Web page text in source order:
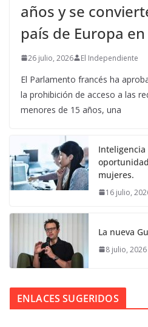
años y se
país de Europa
26 julio, 2026 El Independiente
El Parlamento francés ha
la prohibición de acceso a las
menores de 15 años, una
mujeres.
16 julio,
La nueva
8 julio, 2026
ENLACES SUGERIDOS